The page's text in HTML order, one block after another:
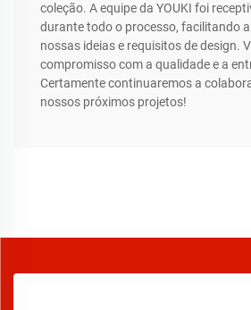
coleção. A equipe da YOUKI foi
durante todo o processo, facilitando
nossas ideias e requisitos de design.
compromisso com a qualidade e a
Certamente continuaremos a
nossos próximos projetos!